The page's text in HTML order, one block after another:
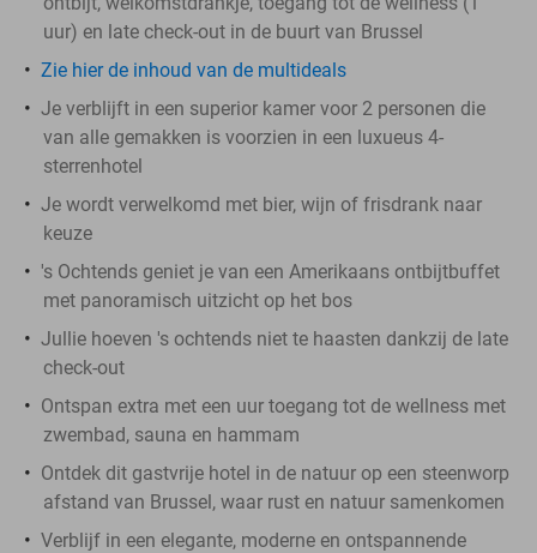
uur) en late check-out in de buurt van Brussel
Zie hier de inhoud van de multideals
Je verblijft in een superior kamer voor 2 personen die
van alle gemakken is voorzien in een luxueus 4-
sterrenhotel
Je wordt verwelkomd met bier, wijn of frisdrank naar
keuze
's Ochtends geniet je van een Amerikaans ontbijtbuffet
met panoramisch uitzicht op het bos
Jullie hoeven 's ochtends niet te haasten dankzij de late
check-out
Ontspan extra met een uur toegang tot de wellness met
zwembad, sauna en hammam
Ontdek dit gastvrije hotel in de natuur op een steenworp
afstand van Brussel, waar rust en natuur samenkomen
Verblijf in een elegante, moderne en ontspannende